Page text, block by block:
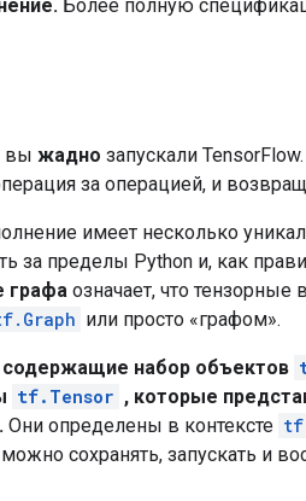
Более полную
вы жадно запускали
за операцией, и
имеет несколько
за пределы Python и, как
графа означает, что
или просто «графом».
набор объектов
tf.Tensor , которые
Они определены в контексте
сохранять, запускать и